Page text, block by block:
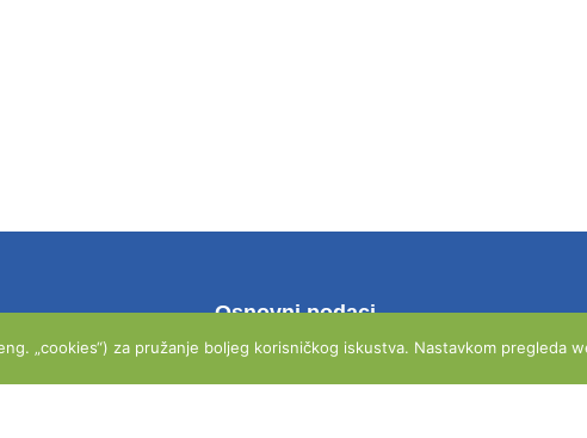
Osnovni podaci
OIB: 44478988040
MB: 2543257
„cookies“) za pružanje boljeg korisničkog iskustva. Nastavkom pregleda